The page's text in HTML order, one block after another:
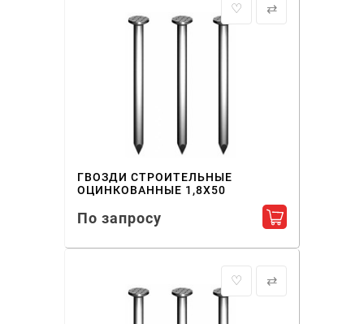
♡ ⇄
ГВОЗДИ СТРОИТЕЛЬНЫЕ
ОЦИНКОВАННЫЕ 1,8X50
По запросу Добавить в
♡ ⇄